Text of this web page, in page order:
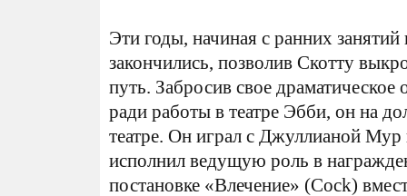
Эти годы, начиная с ранних
закончились, позволив Скотту
путь. Забросив свое
ради работы в театре Эбби, он на
театре. Он играл с Джуллианой
исполнил ведущую роль в
постановке «Влечение» (Cock)